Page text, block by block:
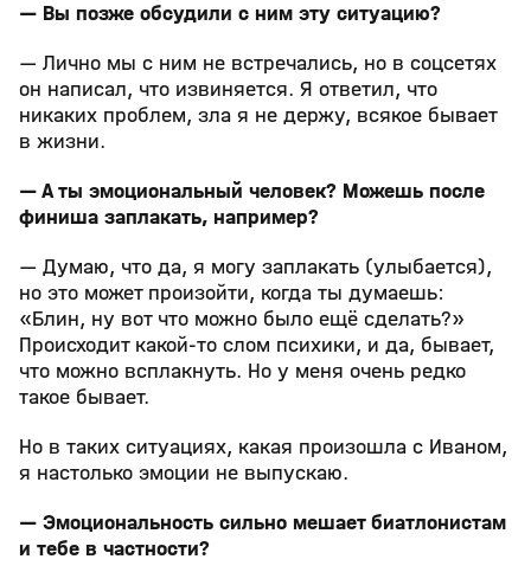
— Вы позже обсудили с ним эту ситуацию?
— Лично мы с ним не встречались, но в соцсетях
он написал, что извиняется. Я ответил, что
никаких проблем, зла я не держу, всякое бывает
в жизни.
— А ты эмоциональный человек? Можешь после
финиша заплакать, например?
— Думаю, что да, я могу заплакать (улыбается),
но это может произойти, когда ты думаешь:
«Блин, ну вот что можно было ещё сделать?»
Происходит какой-то слом психики, и да, бывает,
что можно всплакнуть. Но у меня очень редко
такое бывает.
Но в таких ситуациях, какая произошла с Иваном,
я настолько эмоции не выпускаю.
— Эмоциональность сильно мешает биатлонистам
и тебе в частности?